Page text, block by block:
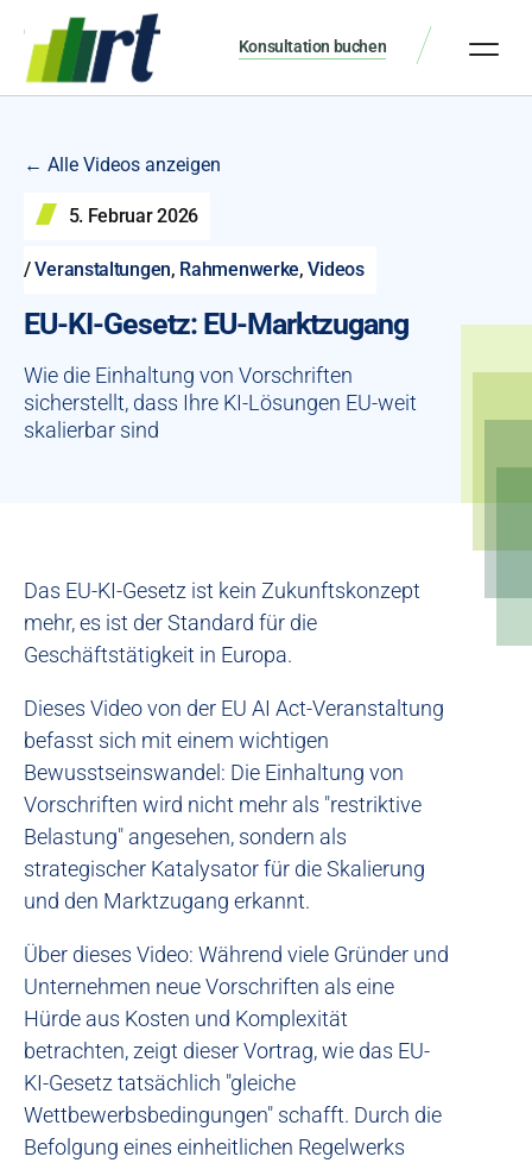
Konsultation buchen
← Alle Videos anzeigen
5. Februar 2026
/Veranstaltungen, Rahmenwerke,Videos
EU-KI-Gesetz: EU-Marktzugang
Wie die Einhaltung von Vorschriften
sicherstellt, dass Ihre KI-Lösungen EU-weit
skalierbar sind
Das EU-KI-Gesetz ist kein Zukunftskonzept
mehr, es ist der Standard für die
Geschäftstätigkeit in Europa.
Dieses Video von der EU AI Act-Veranstaltung
befasst sich mit einem wichtigen
Bewusstseinswandel: Die Einhaltung von
Vorschriften wird nicht mehr als "restriktive
Belastung" angesehen, sondern als
strategischer Katalysator für die Skalierung
und den Marktzugang erkannt.
Über dieses Video: Während viele Gründer und
Unternehmen neue Vorschriften als eine
Hürde aus Kosten und Komplexität
betrachten, zeigt dieser Vortrag, wie das EU-
KI-Gesetz tatsächlich "gleiche
Wettbewerbsbedingungen" schafft. Durch die
Befolgung eines einheitlichen Regelwerks